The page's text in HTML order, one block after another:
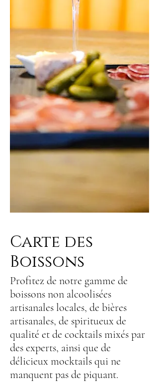
Carte des
Boissons
Profitez de notre gamme de
boissons non alcoolisées
artisanales locales, de bières
artisanales, de spiritueux de
qualité et de cocktails mixés par
des experts, ainsi que de
délicieux mocktails qui ne
manquent pas de piquant.